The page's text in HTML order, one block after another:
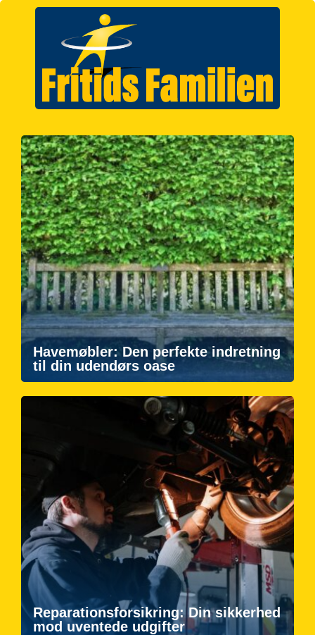
Havemøbler: Den perfekte indretning
til din udendørs oase
Reparationsforsikring: Din sikkerhed
mod uventede udgifter